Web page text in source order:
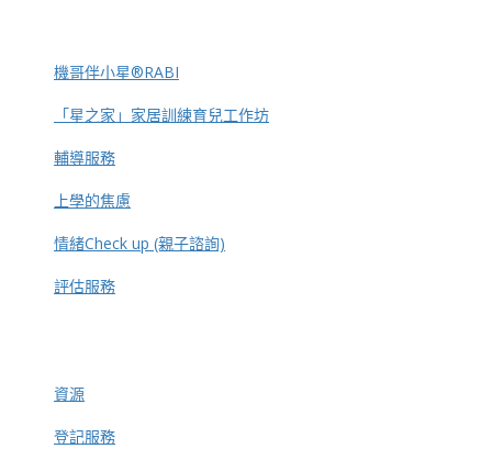
機哥伴小星®RABI
「星之家」家居訓練育兒工作坊
輔導服務
上學的焦慮
情緒Check up (親子諮詢)
評估服務
資源
登記服務